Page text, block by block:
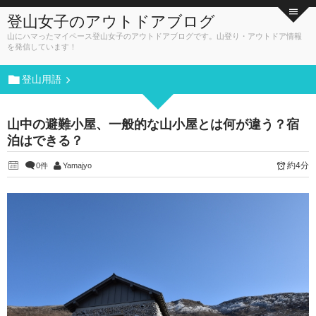
登山女子のアウトドアブログ
山にハマったマイペース登山女子のアウトドアブログです。山登り・アウトドア情報
を発信しています！
登山用語
山中の避難小屋、一般的な山小屋とは何が違う？宿
泊はできる？
0件 Yamajyo 約4分